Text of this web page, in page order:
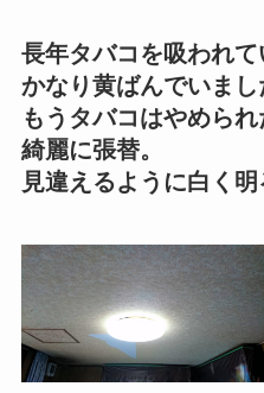
長年タバコを吸われ
かなり黄ばんでいまし
もうタバコはやめられ
綺麗に張替。
見違えるように白く明